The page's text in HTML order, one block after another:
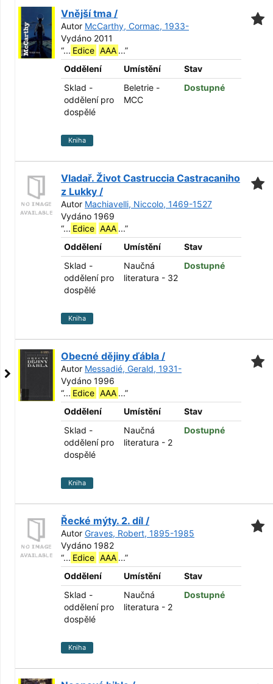
Vnější tma /
Autor McCarthy, Cormac, 1933-
Vydáno 2011
“... Edice AAA ...”
Oddělení
Umístění
Stav
Sklad -
oddělení pro
dospělé
Beletrie -
MCC
Dostupné
Kniha
Vladař. Život Castruccia Castracaniho
z Lukky /
Autor Machiavelli, Niccolo, 1469-1527
Vydáno 1969
“... Edice AAA ...”
Oddělení
Umístění
Stav
Sklad -
oddělení pro
dospělé
Naučná
literatura - 32
Dostupné
Kniha
Obecné dějiny ďábla /
Autor Messadié, Gerald, 1931-
Vydáno 1996
“... Edice AAA ...”
Oddělení
Umístění
Stav
Sklad -
oddělení pro
dospělé
Naučná
literatura - 2
Dostupné
Kniha
Řecké mýty. 2. díl /
Autor Graves, Robert, 1895-1985
Vydáno 1982
“... Edice AAA ...”
Oddělení
Umístění
Stav
Sklad -
oddělení pro
dospělé
Naučná
literatura - 2
Dostupné
Kniha